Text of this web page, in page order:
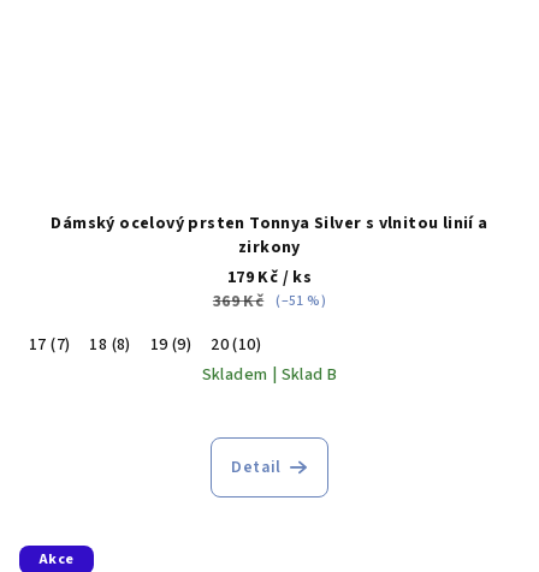
Dámský ocelový prsten Tonnya Silver s vlnitou linií a
zirkony
179 Kč / ks
369 Kč (–51 %)
17 (7) 18 (8) 19 (9)
20 (10)
Skladem | Sklad B
Detail
Akce